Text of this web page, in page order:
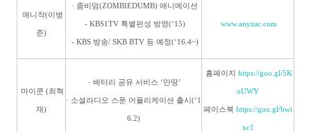
애니작(이병
준)
· 좀비덤(ZOMBIEDUMB) 애니메이션
- KBS1TV 특별편성 방영(‘15)
- KBS 방송/ SKB BTV 등 예정(‘16.4~)
www.anyzac.com
마이쿤 (최혁
재)
· 배터리 공유 서비스 ‘만땅’
· 소셜라디오 스푼 어플리케이션 출시(‘1
6.2)
홈페이지 https://goo.gl/5K
oUWY
페이스북 https://goo.gl/bwi
xc1